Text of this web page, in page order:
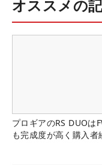
オススメの
プロギアのRS DUOは
も完成度が高く購入者